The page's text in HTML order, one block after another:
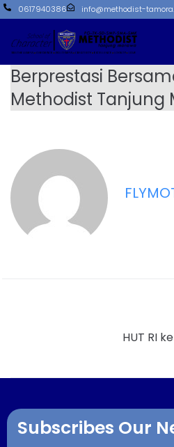
0617940386 info@methodist-
Berprestasi
Methodist Tanjung
HUT RI
Subscribes Our